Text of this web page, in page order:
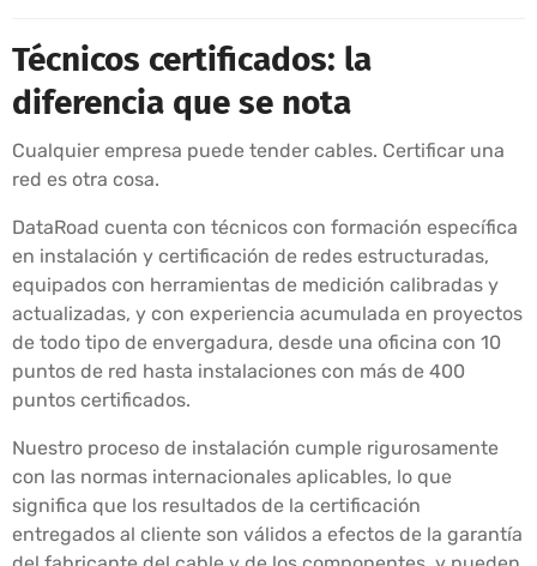
Técnicos certificados: la
diferencia que se nota
Cualquier empresa puede tender cables. Certificar una
red es otra cosa.
DataRoad cuenta con técnicos con formación específica
en instalación y certificación de redes estructuradas,
equipados con herramientas de medición calibradas y
actualizadas, y con experiencia acumulada en proyectos
de todo tipo de envergadura, desde una oficina con 10
puntos de red hasta instalaciones con más de 400
puntos certificados.
Nuestro proceso de instalación cumple rigurosamente
con las normas internacionales aplicables, lo que
significa que los resultados de la certificación
entregados al cliente son válidos a efectos de la garantía